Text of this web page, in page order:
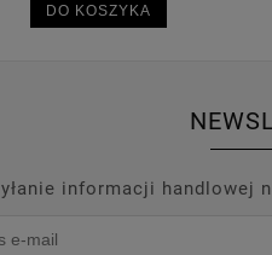
DO KOSZYKA
informacji